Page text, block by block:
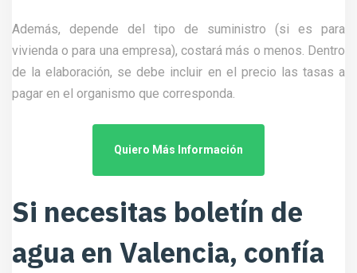
Además, depende del tipo de suministro (si es para
vivienda o para una empresa), costará más o menos. Dentro
de la elaboración, se debe incluir en el precio las tasas a
pagar en el organismo que corresponda.
Quiero Más Información
Si necesitas boletín de
agua en Valencia, confía